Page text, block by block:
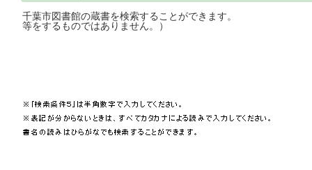
千葉市図書館の蔵書を検索することがで
等をするものではありません。）